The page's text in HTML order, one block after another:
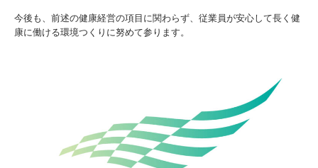
今後も、前述の健康経営の項目に関わらず、従業員が安心して長く健
康に働ける環境つくりに努めて参ります。